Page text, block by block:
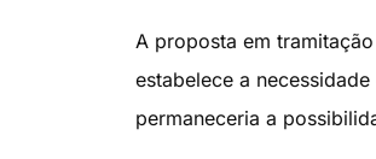
A proposta em
estabelece a
permaneceria a